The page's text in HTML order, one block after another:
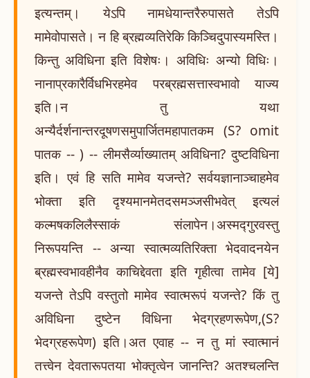
इत्यन्तम्। येऽपि नामधेयान्तरैरुपासते तेऽपि
मामेवोपासते। न हि ब्रह्मव्यतिरेकि किञ्चिदुपास्यमस्ति।
किन्तु अविधिना इति विशेषः। अविधिः अन्यो विधिः।
नानाप्रकारैर्विधभिरहमेव परब्रह्मसत्तास्वभावो याज्य
इति।न तु यथा
अन्यैर्दर्शनान्तरदूषणसमुपार्जितमहापातकम (S? omit
पातक -- ) -- लीमसैर्व्याख्यातम् अविधिना? दुष्टविधिना
इति। एवं हि सति मामेव यजन्ते? सर्वयज्ञानाञ्चाहमेव
भोक्ता इति दृश्यमानमेतदसमञ्जसीभवेत् इत्यलं
कल्मषकलिलैस्साकं संलापेन।अस्मद्गुरवस्तु
निरूपयन्ति -- अन्या स्वात्मव्यतिरिक्ता भेदवादनयेन
ब्रह्मस्वभावहीनैव काचिद्देवता इति गृहीत्वा तामेव [ये]
यजन्ते तेऽपि वस्तुतो मामेव स्वात्मरूपं यजन्ते? किं तु
अविधिना दुष्टेन विधिना भेदग्रहणरूपेण,(S?
भेदग्रहरूपेण) इति।अत एवाह -- न तु मां स्वात्मानं
तत्त्वेन देवतारूपतया भोक्तृत्वेन जानन्ति? अतश्चलन्ति